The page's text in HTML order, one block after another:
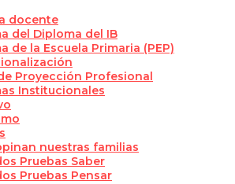
docente
del Diploma del IB
de la Escuela Primaria (PEP)
Proyección Profesional
Institucionales
nuestras familias
Pruebas Saber
Pruebas Pensar